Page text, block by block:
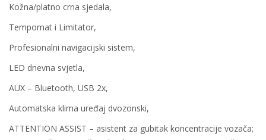
Kožna/platno crna sjedala,
Tempomat i Limitator,
Profesionalni navigacijski sistem,
LED dnevna svjetla,
AUX – Bluetooth, USB 2x,
Automatska klima uređaj dvozonski,
ATTENTION ASSIST – asistent za gubitak koncentracije vozača;